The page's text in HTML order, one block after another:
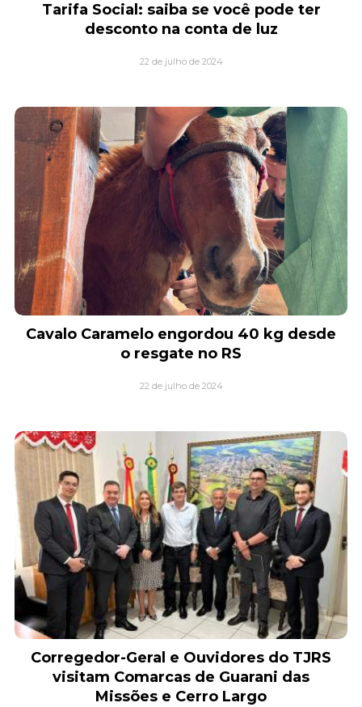
Tarifa Social: saiba se você pode ter
desconto na conta de luz
22 de julho de 2024
Cavalo Caramelo engordou 40 kg desde
o resgate no RS
22 de julho de 2024
Corregedor-Geral e Ouvidores do TJRS
visitam Comarcas de Guarani das
Missões e Cerro Largo